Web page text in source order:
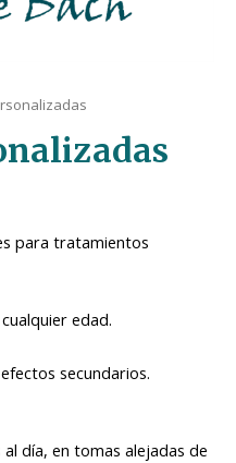
para tratamientos
edad.
secundarios.
día, en tomas alejadas de